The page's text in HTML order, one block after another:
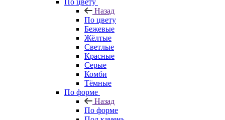
По цвету
Назад
По цвету
Бежевые
Жёлтые
Светлые
Красные
Серые
Комби
Тёмные
По форме
Назад
По форме